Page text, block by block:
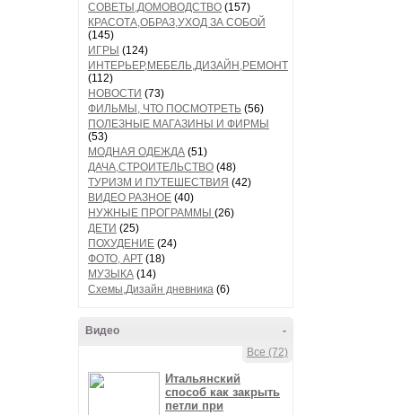
СОВЕТЫ,ДОМОВОДСТВО (157)
КРАСОТА,ОБРАЗ,УХОД ЗА СОБОЙ
(145)
ИГРЫ (124)
ИНТЕРЬЕР,МЕБЕЛЬ,ДИЗАЙН,РЕМОНТ
(112)
НОВОСТИ (73)
ФИЛЬМЫ, ЧТО ПОСМОТРЕТЬ (56)
ПОЛЕЗНЫЕ МАГАЗИНЫ И ФИРМЫ
(53)
МОДНАЯ ОДЕЖДА (51)
ДАЧА,СТРОИТЕЛЬСТВО (48)
ТУРИЗМ И ПУТЕШЕСТВИЯ (42)
ВИДЕО РАЗНОЕ (40)
НУЖНЫЕ ПРОГРАММЫ (26)
ДЕТИ (25)
ПОХУДЕНИЕ (24)
ФОТО, АРТ (18)
МУЗЫКА (14)
Схемы,Дизайн дневника (6)
-
Видео
Все (72)
Итальянский
способ как закрыть
петли при